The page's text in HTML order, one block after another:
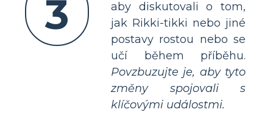
3
aby diskutovali o tom,
jak Rikki-tikki nebo jiné
postavy rostou nebo se
učí během příběhu.
Povzbuzujte je, aby tyto
změny spojovali s
klíčovými událostmi.